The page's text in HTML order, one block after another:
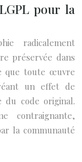
pour la
radicalement
préservée dans
que toute œuvre
un effet de
du code original.
contraignante,
la communauté